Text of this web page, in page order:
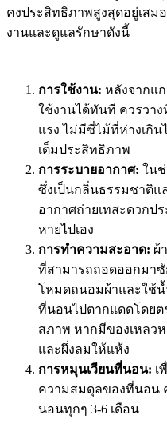
คงประสิทธิภาพสูงสุดอยู่เสม
งานและดูแลรักษาดังนี้
การใช้งาน: หลังจากแ
ใช้งานได้ทันที ควรวา
แรง ไม่มีซี่ไม้ที่ห่างเกิ
เต็มประสิทธิภาพ
การระบายอากาศ: ใน
ซึ่งเป็นกลิ่นธรรมชาติแ
อากาศถ่ายเทสะดวกป
หายไปเอง
การทำความสะอาด: ผ้
ที่สามารถถอดออกมา
โหมดถนอมผ้าและใช้
ที่นอนไปตากแดดโดยต
สภาพ หากมีของเหลว
และผึ่งลมให้แห้ง
การหมุนเวียนที่นอน: เ
ความสมดุลของที่นอน
นอนทุกๆ 3-6 เดือน